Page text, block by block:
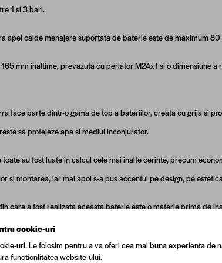
1 si 3 bari.
apei calde menajere suportata de baterie este de maximum
mm inaltime, prevazuta cu perlator M24x1 si o
face parte dintr-o gama de top a bateriilor, creata cu grija si
sa protejeze apa si mediul inconjurator.
toate au fost luate in calcul cele mai inalte cerinte, precum
si montarea, iar mai apoi s-a pus accentul pe design, pe
care a fost realizata aceasta baterie este o materie prima de
de strunjire (rotunjire, filetare, gaurire sau zimtuire) sunt
cookie-uri
uri. Le folosim pentru a va oferi cea mai buna experienta de
functionlitatea website-ului.